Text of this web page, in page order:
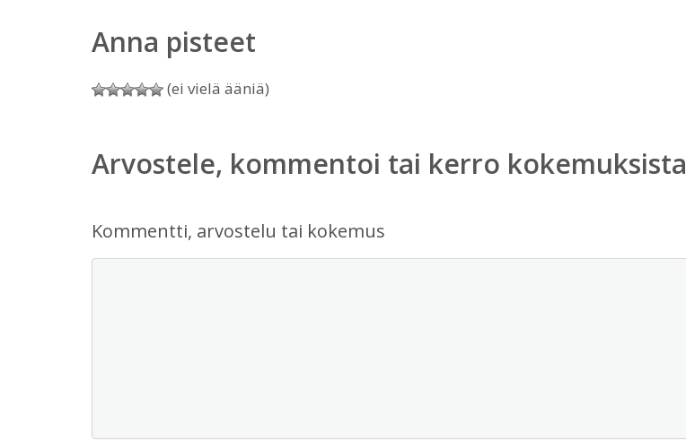
Anna pisteet
(ei vielä ääniä)
Arvostele, kommentoi tai kerro kokemuksista
Kommentti, arvostelu tai kokemus